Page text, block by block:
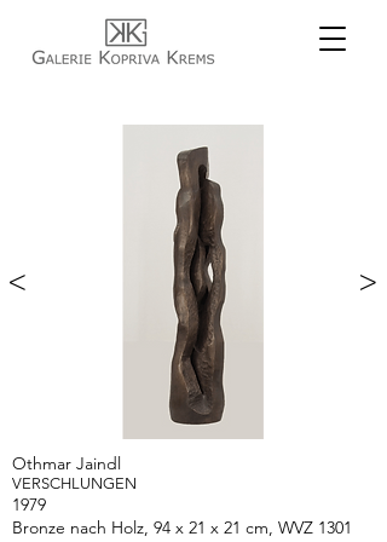
< >
Othmar Jaindl
VERSCHLUNGEN
1979
Bronze nach Holz, 94 x 21 x 21 cm, WVZ 1301